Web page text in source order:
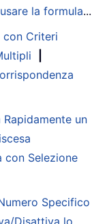
la formula...
con Criteri
Rapidamente un
con Selezione
Specifico